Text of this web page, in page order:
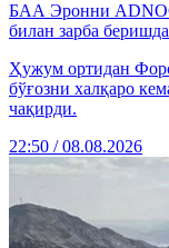
БАА Эронни ADNOC
билан зарба
Ҳужум ортидан
бўғозни халқаро
чақирди.
22:50 / 08.08.2026